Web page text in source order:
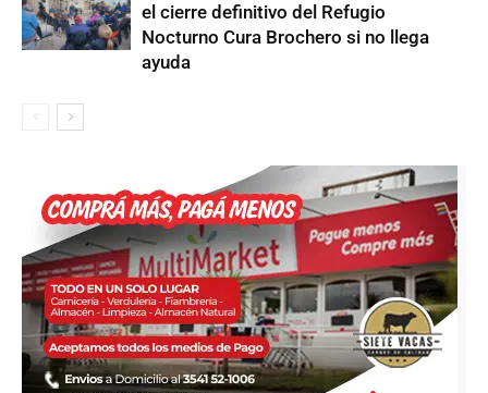
el cierre definitivo del Refugio
Nocturno Cura Brochero si no llega
ayuda